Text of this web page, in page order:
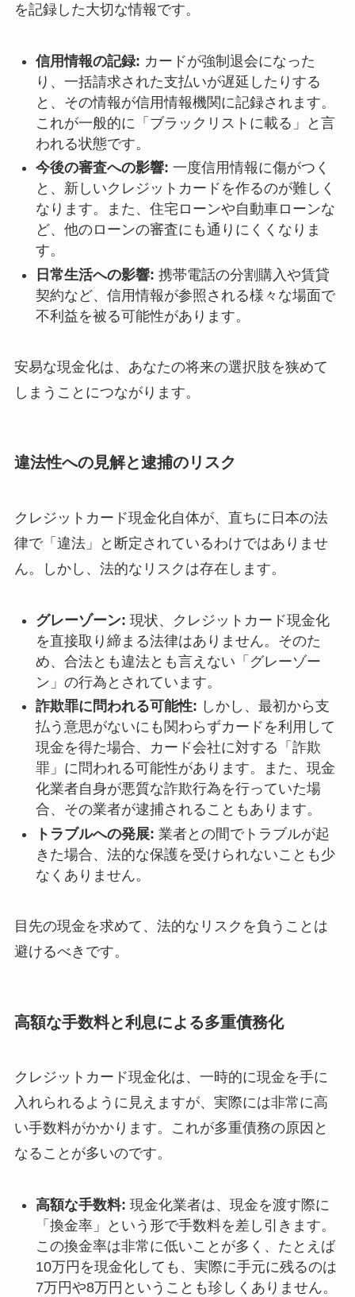
を記録した大切な情報です。
信用情報の記録: カードが強制退会になった
り、一括請求された支払いが遅延したりする
と、その情報が信用情報機関に記録されます。
これが一般的に「ブラックリストに載る」と言
われる状態です。
今後の審査への影響: 一度信用情報に傷がつく
と、新しいクレジットカードを作るのが難しく
なります。また、住宅ローンや自動車ローンな
ど、他のローンの審査にも通りにくくなりま
す。
日常生活への影響: 携帯電話の分割購入や賃貸
契約など、信用情報が参照される様々な場面で
不利益を被る可能性があります。
安易な現金化は、あなたの将来の選択肢を狭めて
しまうことにつながります。
違法性への見解と逮捕のリスク
クレジットカード現金化自体が、直ちに日本の法
律で「違法」と断定されているわけではありませ
ん。しかし、法的なリスクは存在します。
グレーゾーン: 現状、クレジットカード現金化
を直接取り締まる法律はありません。そのた
め、合法とも違法とも言えない「グレーゾー
ン」の行為とされています。
詐欺罪に問われる可能性: しかし、最初から支
払う意思がないにも関わらずカードを利用して
現金を得た場合、カード会社に対する「詐欺
罪」に問われる可能性があります。また、現金
化業者自身が悪質な詐欺行為を行っていた場
合、その業者が逮捕されることもあります。
トラブルへの発展: 業者との間でトラブルが起
きた場合、法的な保護を受けられないことも少
なくありません。
目先の現金を求めて、法的なリスクを負うことは
避けるべきです。
高額な手数料と利息による多重債務化
クレジットカード現金化は、一時的に現金を手に
入れられるように見えますが、実際には非常に高
い手数料がかかります。これが多重債務の原因と
なることが多いのです。
高額な手数料: 現金化業者は、現金を渡す際に
「換金率」という形で手数料を差し引きます。
この換金率は非常に低いことが多く、たとえば
10万円を現金化しても、実際に手元に残るのは
7万円や8万円ということも珍しくありません。